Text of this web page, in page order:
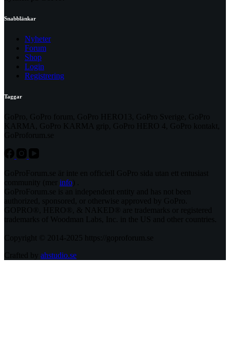
Snabblänkar
Nyheter
Forum
Shop
Login
Registrering
Taggar
GoPro, GoPro forum, GoPro HERO13, GoPro Sverige, GoPro
KARMA, GoPro KARMA grip, GoPro HERO 4, GoPro kontakt,
GoProforum.se
GoProForum.se är inte en officiell GoPro sida utan ett entusiast
community (mer info) .
GoProForum.se is an independent entity and has not been
authorized, sponsored, or otherwise approved by GoPro.
GOPRO®, HERO®, & NAKED® are trademarks or registered
trademarks of Woodman Labs, Inc. in the US and other countries.
Copyright © 2014-2025 https://goproforum.se
Crafted by ahstudio.se